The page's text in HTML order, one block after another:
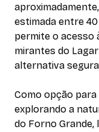
estimada entre
permite o acesso
mirantes do
alternativa
Como opção
explorando a
do Forno Grande,